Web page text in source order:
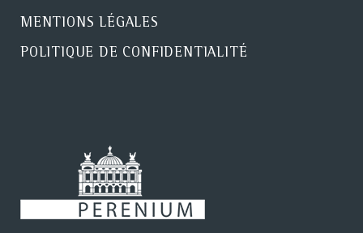
MENTIONS LÉGALES
POLITIQUE DE CONFIDENTIALITÉ